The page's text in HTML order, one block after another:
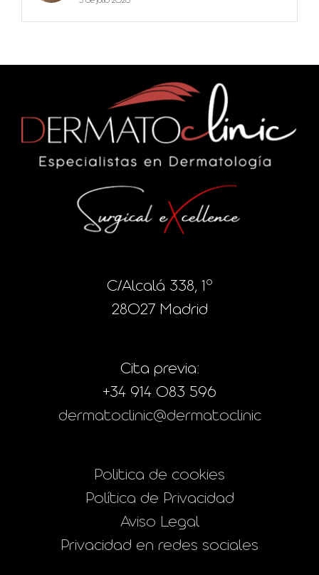
C/Alcalá 338, 1º
28027 Madrid
Cita previa:
+34 914 083 596
dermatoclinic@dermatoclinic
Politica de cookies
Política de Privacidad
Aviso Legal
Privacidad en redes sociales